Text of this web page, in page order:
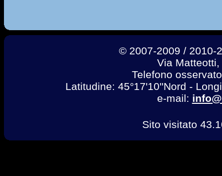
© 2007-2009 / 2010-
Via
Telefono
Latitudine: 45°17'10''Nord -
e-mail:
Sito visitato